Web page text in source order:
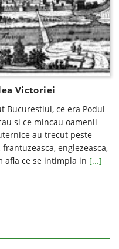
Victoriei
Bucurestiul, ce era Podul
si ce mincau oamenii
au trecut peste
englezeasca,
afla ce se intimpla in [...]